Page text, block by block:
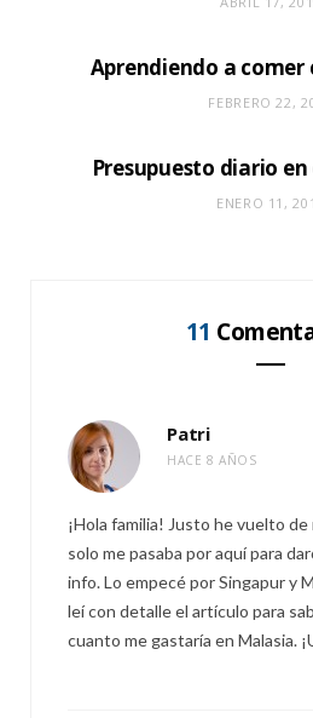
Aprendiendo a comer
FEBRERO 22,
Presupuesto diario
ENERO 11,
11
Patri
HACE 8 AÑOS
¡Hola familia! Justo he vuelto de
solo me pasaba por aquí para
info. Lo empecé por Singapur y
leí con detalle el artículo para
cuanto me gastaría en Malasia.